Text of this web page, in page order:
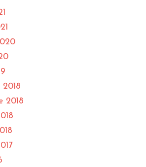
2018
2018